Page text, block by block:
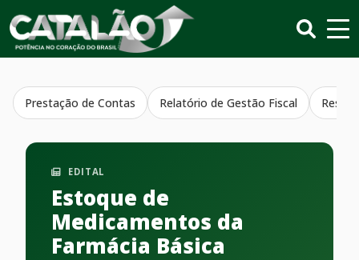
Prestação de Contas Relatório de Gestão Fiscal
EDITAL
Estoque de
Medicamentos da
Farmácia Básica